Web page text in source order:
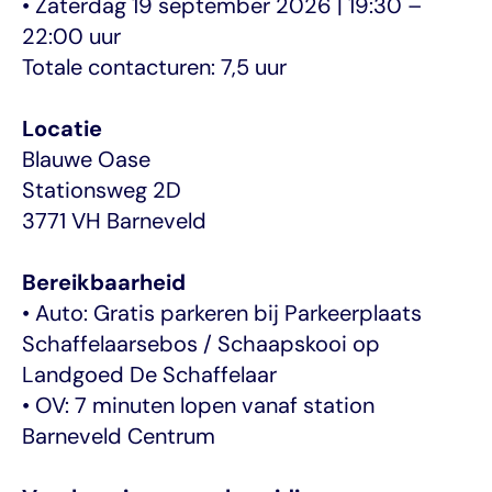
22:00 uur
Totale contacturen: 7,5 uur
Locatie
Blauwe Oase
Stationsweg 2D
3771 VH Barneveld
Bereikbaarheid
• Auto: Gratis parkeren bij Parkeerplaats
Schaffelaarsebos / Schaapskooi op
Landgoed De Schaffelaar
• OV: 7 minuten lopen vanaf station
Barneveld Centrum